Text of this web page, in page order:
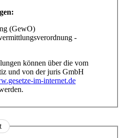
(GewO)
-
können über die vom
und von der juris GmbH
im-internet.de